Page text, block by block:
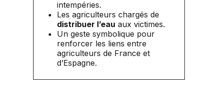
intempéries.
Les agriculteurs chargés de
distribuer l’eau aux victimes.
Un geste symbolique pour
renforcer les liens entre
agriculteurs de France et
d’Espagne.